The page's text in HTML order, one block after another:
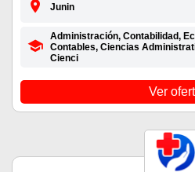
Junin
Administración, Contabilidad,
Contables, Ciencias
Cienci
Ver